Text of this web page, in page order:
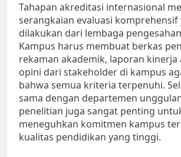
Tahapan akreditasi internasional
serangkaian evaluasi komprehensif
dilakukan dari lembaga
Kampus harus membuat berkas
rekaman akademik, laporan kinerja
opini dari stakeholder di kampus
bahwa semua kriteria terpenuhi.
sama dengan departemen
penelitian juga sangat penting
meneguhkan komitmen kampus
kualitas pendidikan yang tinggi.